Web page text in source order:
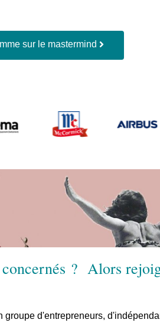
sur le mastermind
concernés ? Alors
groupe d'entrepreneurs,